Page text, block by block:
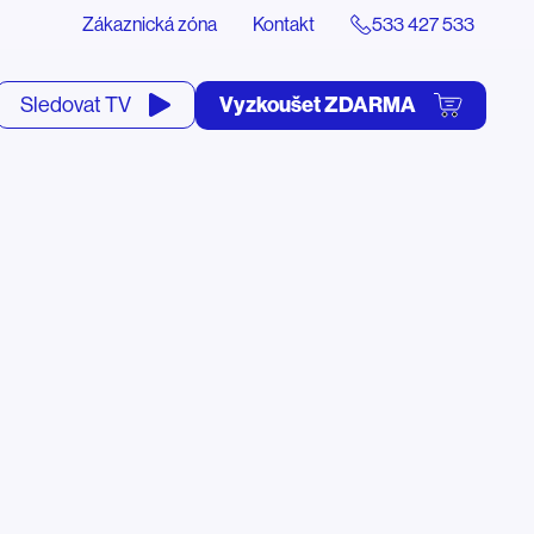
Zákaznická zóna Kontakt 533 427 533
Sledovat TV Vyzkoušet ZDARMA